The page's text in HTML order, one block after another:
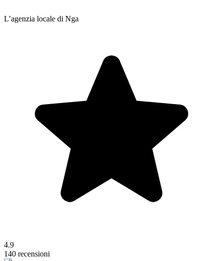
L’agenzia locale di Nga
4.9
140 recensioni